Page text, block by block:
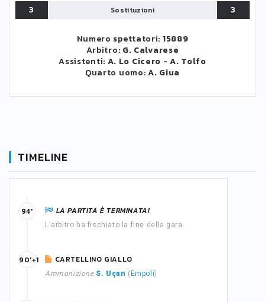
3
Sostituzioni 3
Numero spettatori: 15889
Arbitro: G. Calvarese
Assistenti: A. Lo Cicero -A. Tolfo
Quarto uomo:A. Giua
TIMELINE
LA PARTITA È TERMINATA!
L'arbitro ha fischiato la fine della gara.
94'
CARTELLINO GIALLO
Ammonizione S. Uçan ( Empoli)
90'+1